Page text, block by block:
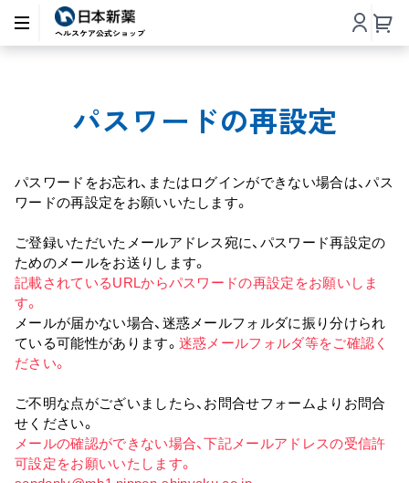
パスワードの再設定
パスワードをお忘れ、またはログインができない場合は、パス
ワードの再設定をお願いいたします。
ご登録いただいたメールアドレス宛に、パスワード再設定の
ためのメールをお送りします。
記載されているURLからパスワードの再設定をお願いしま
す。
メールが届かない場合、迷惑メールフォルダに振り分けられ
ている可能性があります。 迷惑メールフォルダ等をご確認く
ださい。
ご不明な点がございましたら、お問合せフォームよりお問合
せください。
メールの確認ができない場合、下記メールアドレスの受信許
可設定をお願いいたします。